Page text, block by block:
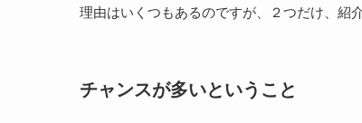
理由はいくつもあるのですが、２つだけ、紹
チャンスが多いということ